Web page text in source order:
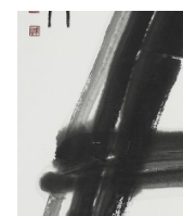
游美蘭---自囚多福